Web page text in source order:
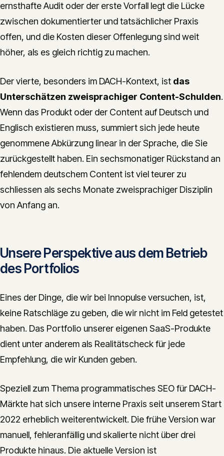
ernsthafte Audit oder der erste Vorfall legt die Lücke
zwischen dokumentierter und tatsächlicher Praxis
offen, und die Kosten dieser Offenlegung sind weit
höher, als es gleich richtig zu machen.
Der vierte, besonders im DACH-Kontext, ist das
Unterschätzen zweisprachiger Content-Schulden.
Wenn das Produkt oder der Content auf Deutsch und
Englisch existieren muss, summiert sich jede heute
genommene Abkürzung linear in der Sprache, die Sie
zurückgestellt haben. Ein sechsmonatiger Rückstand an
fehlendem deutschem Content ist viel teurer zu
schliessen als sechs Monate zweisprachiger Disziplin
von Anfang an.
Unsere Perspektive aus dem Betrieb
des Portfolios
Eines der Dinge, die wir bei Innopulse versuchen, ist,
keine Ratschläge zu geben, die wir nicht im Feld getestet
haben. Das Portfolio unserer eigenen SaaS-Produkte
dient unter anderem als Realitätscheck für jede
Empfehlung, die wir Kunden geben.
Speziell zum Thema programmatisches SEO für DACH-
Märkte hat sich unsere interne Praxis seit unserem Start
2022 erheblich weiterentwickelt. Die frühe Version war
manuell, fehleranfällig und skalierte nicht über drei
Produkte hinaus. Die aktuelle Version ist